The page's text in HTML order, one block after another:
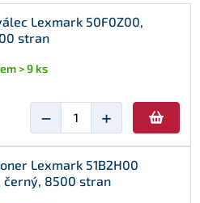
Lexmark 50F0Z00,
stran
> 9 ks
− +
Lexmark 51B2H00
černý, 8500 stran